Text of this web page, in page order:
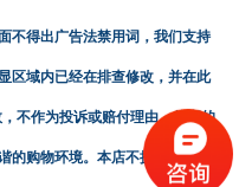
不得出广告法禁用词，我们支持
区域内已经在排查修改，并在此
不作为投诉或赔付理由。往期的
购物环境。本店不接受任何形